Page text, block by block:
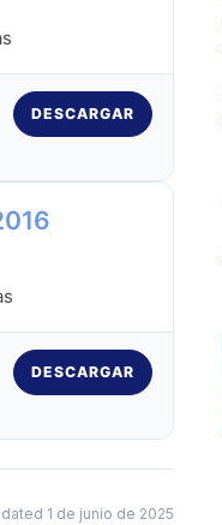
DESCARGAR
DESCARGAR
1 de junio de 2025